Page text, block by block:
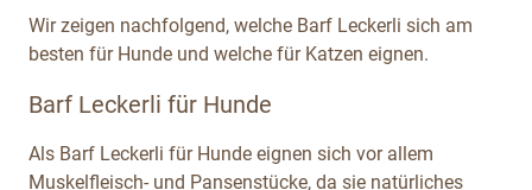
Wir zeigen nachfolgend, welche Barf Leckerli sich am
besten für Hunde und welche für Katzen eignen.
Barf Leckerli für Hunde
Als Barf Leckerli für Hunde eignen sich vor allem
Muskelfleisch- und Pansenstücke, da sie natürliches